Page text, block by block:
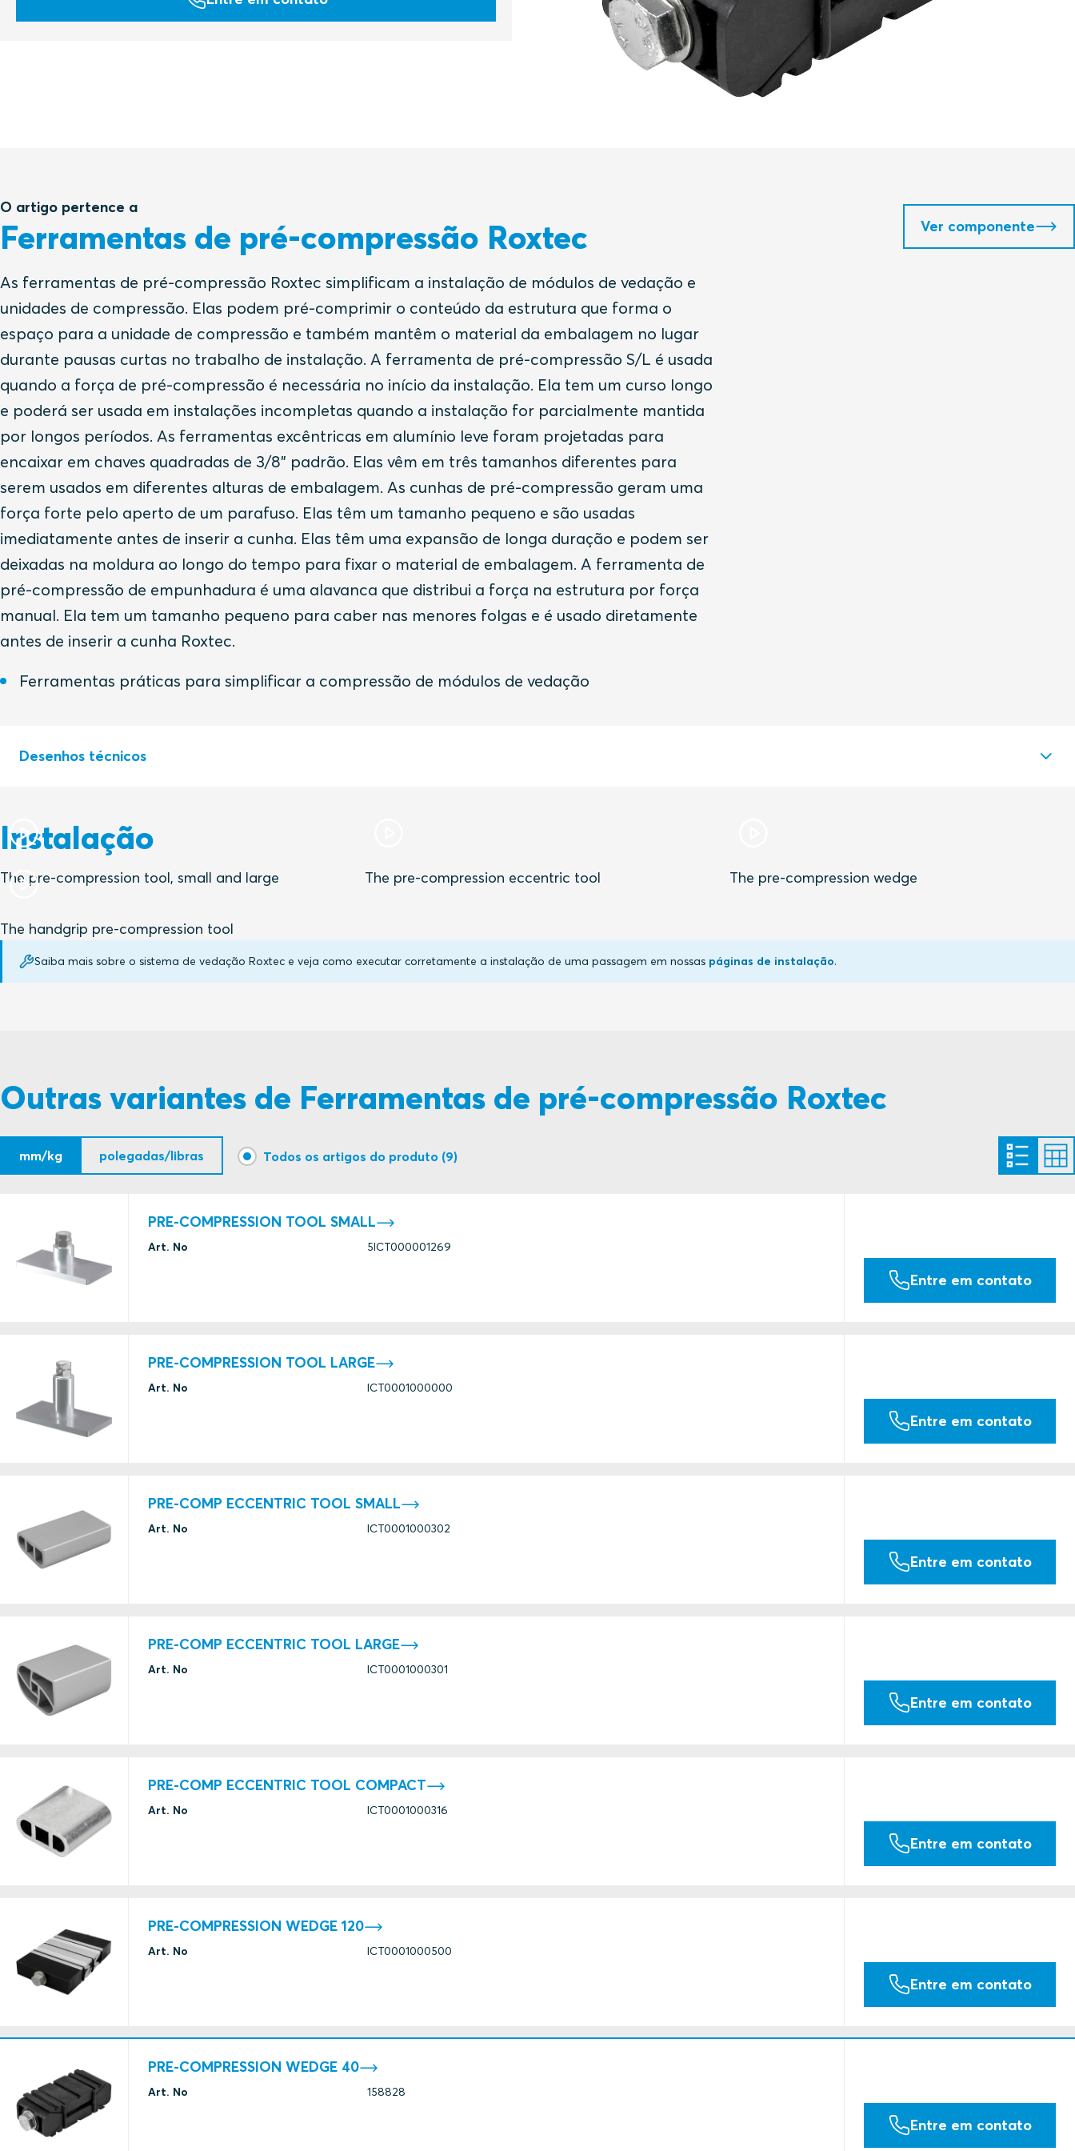
O artigo pertence a
Ferramentas de pré-compressão Roxtec Ver componente
As ferramentas de pré-compressão Roxtec simplificam a instalação de módulos de vedação e
unidades de compressão. Elas podem pré-comprimir o conteúdo da estrutura que forma o
espaço para a unidade de compressão e também mantêm o material da embalagem no lugar
durante pausas curtas no trabalho de instalação. A ferramenta de pré-compressão S/L é usada
quando a força de pré-compressão é necessária no início da instalação. Ela tem um curso longo
e poderá ser usada em instalações incompletas quando a instalação for parcialmente mantida
por longos períodos. As ferramentas excêntricas em alumínio leve foram projetadas para
encaixar em chaves quadradas de 3/8" padrão. Elas vêm em três tamanhos diferentes para
serem usados em diferentes alturas de embalagem. As cunhas de pré-compressão geram uma
força forte pelo aperto de um parafuso. Elas têm um tamanho pequeno e são usadas
imediatamente antes de inserir a cunha. Elas têm uma expansão de longa duração e podem ser
deixadas na moldura ao longo do tempo para fixar o material de embalagem. A ferramenta de
pré-compressão de empunhadura é uma alavanca que distribui a força na estrutura por força
manual. Ela tem um tamanho pequeno para caber nas menores folgas e é usado diretamente
antes de inserir a cunha Roxtec.
Ferramentas práticas para simplificar a compressão de módulos de vedação
Desenhos técnicos
S1013754 PRE COMP ECCENTRIC cf
S1530539 PRE-COMP TOOL S/L ACCESSORIES
S1007639 PRE-COMP WEDGE 40/60 ASSEMBLY
S1007792 ROXTEC TOOLS HANDGRIP
S1006267 ROXTEC TOOLS PRE-COMP ECCENTRIC TOOL LARGE Download
Instalação
The pre-compression tool, small and large The pre-compression eccentric tool The pre-compression wedge
The handgrip pre-compression tool
Saiba mais sobre o sistema de vedação Roxtec e veja como executar corretamente a instalação de uma passagem em nossas páginas de instalação.
Outras variantes de Ferramentas de pré-compressão Roxtec
mm/kg polegadas/libras Todos os artigos do produto (9)
PRE-COMPRESSION TOOL SMALL
Art. No 5ICT000001269
Entre em contato
PRE-COMPRESSION TOOL LARGE
Art. No ICT0001000000
Entre em contato
PRE-COMP ECCENTRIC TOOL SMALL
Art. No ICT0001000302
Entre em contato
PRE-COMP ECCENTRIC TOOL LARGE
Art. No ICT0001000301
Entre em contato
PRE-COMP ECCENTRIC TOOL COMPACT
Art. No ICT0001000316
Entre em contato
PRE-COMPRESSION WEDGE 120
Art. No ICT0001000500
Entre em contato
PRE-COMPRESSION WEDGE 40
Art. No 158828
Entre em contato